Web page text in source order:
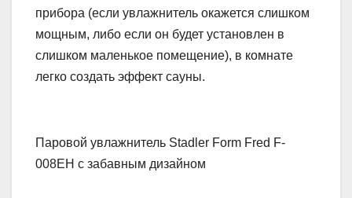
прибора (если увлажнитель окажется слишком
мощным, либо если он будет установлен в
слишком маленькое помещение), в комнате
легко создать эффект сауны.
Паровой увлажнитель Stadler Form Fred F-
008EH с забавным дизайном